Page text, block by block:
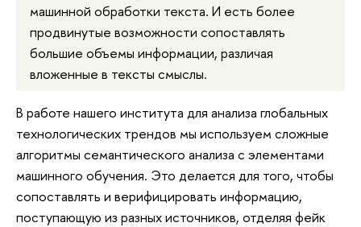
машинной обработки текста. И есть более
продвинутые возможности сопоставлять
большие объемы информации, различая
вложенные в тексты смыслы.
В работе нашего института для анализа глобальных
технологических трендов мы используем сложные
алгоритмы семантического анализа с элементами
машинного обучения. Это делается для того, чтобы
сопоставлять и верифицировать информацию,
поступающую из разных источников, отделяя фейк